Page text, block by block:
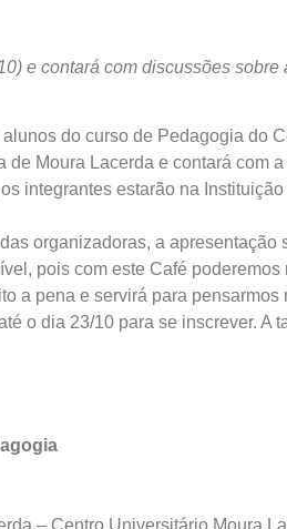
e contará com discussões
do curso de Pedagogia do
de Moura Lacerda e contará
integrantes estarão na
organizadoras, a
pois com este Café
a pena e servirá para
o dia 23/10 para se inscrever.
– Centro Universitário Moura